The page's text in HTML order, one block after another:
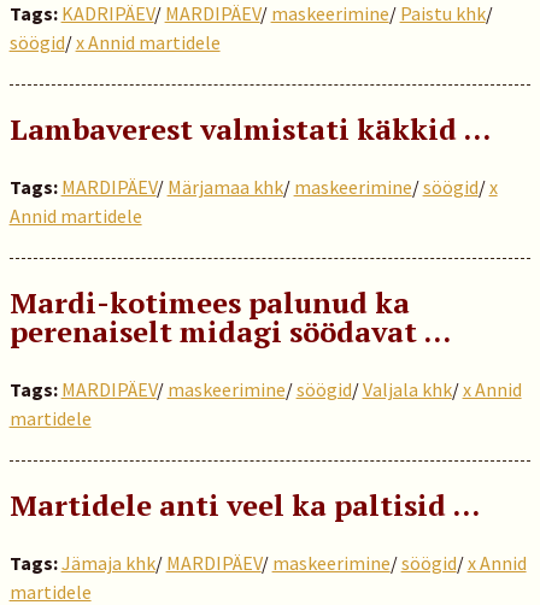
Tags: KADRIPÄEV/ MARDIPÄEV/ maskeerimine/ Paistu khk/
söögid/x Annid martidele
Lambaverest valmistati käkkid …
Tags: MARDIPÄEV/ Märjamaa khk/ maskeerimine/söögid/x
Annid martidele
Mardi-kotimees palunud ka
perenaiselt midagi söödavat …
Tags: MARDIPÄEV/ maskeerimine/söögid/Valjala khk/x Annid
martidele
Martidele anti veel ka paltisid …
Tags:Jämaja khk/ MARDIPÄEV/ maskeerimine/söögid/x Annid
martidele